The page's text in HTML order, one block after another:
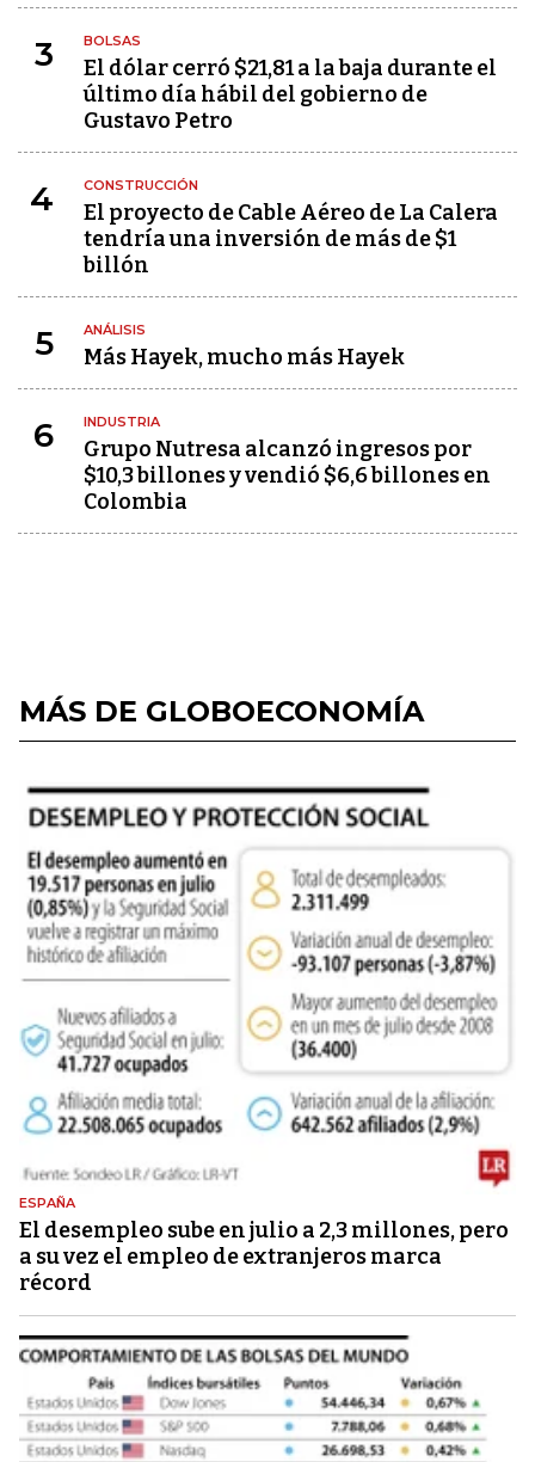
3 BOLSAS
El dólar cerró $21,81 a la baja durante el
último día hábil del gobierno de
Gustavo Petro
4 CONSTRUCCIÓN
El proyecto de Cable Aéreo de La Calera
tendría una inversión de más de $1
billón
5 ANÁLISIS
Más Hayek, mucho más Hayek
6 INDUSTRIA
Grupo Nutresa alcanzó ingresos por
$10,3 billones y vendió $6,6 billones en
Colombia
MÁS DE GLOBOECONOMÍA
ESPAÑA
El desempleo sube en julio a 2,3 millones, pero
a su vez el empleo de extranjeros marca
récord